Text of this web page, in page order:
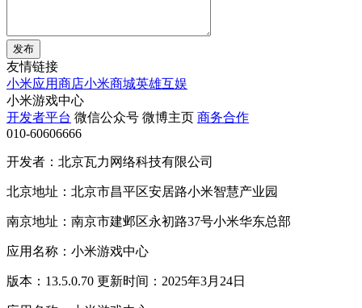
发布
友情链接
小米应用商店小米商城英雄互娱
小米游戏中心
开发者平台 微信公众号 微博主页 商务合作
010-60606666
开发者：北京瓦力网络科技有限公司
北京地址：北京市昌平区安居路小米智慧产业园
南京地址：南京市建邺区永初路37号小米华东总部
应用名称：小米游戏中心
版本：13.5.0.70 更新时间：2025年3月24日